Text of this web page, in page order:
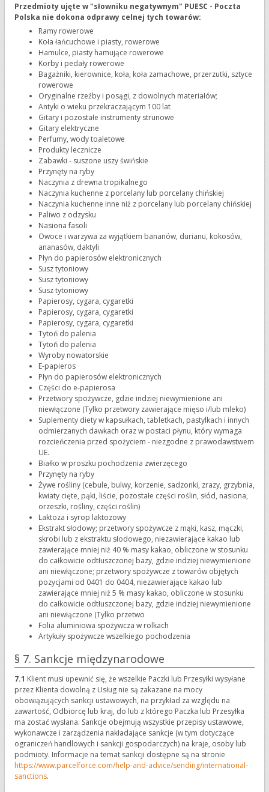
Przedmioty ujęte w "słowniku negatywnym" PUESC - Poczta
Polska nie dokona odprawy celnej tych towarów:
Ramy rowerowe
Koła łańcuchowe i piasty, rowerowe
Hamulce, piasty hamujące rowerowe
Korby i pedały rowerowe
Bagażniki, kierownice, koła, koła zamachowe, przerzutki, sztyce
rowerowe
Oryginalne rzeźby i posągi, z dowolnych materiałów;
Antyki o wieku przekraczającym 100 lat
Gitary i pozostałe instrumenty strunowe
Gitary elektryczne
Perfumy, wody toaletowe
Produkty lecznicze
Zabawki - suszone uszy świńskie
Przynęty na ryby
Naczynia z drewna tropikalnego
Naczynia kuchenne z porcelany lub porcelany chińskiej
Naczynia kuchenne inne niż z porcelany lub porcelany chińskiej
Paliwo z odzysku
Nasiona fasoli
Owoce i warzywa za wyjątkiem bananów, durianu, kokosów,
ananasów, daktyli
Płyn do papierosów elektronicznych
Susz tytoniowy
Susz tytoniowy
Susz tytoniowy
Papierosy, cygara, cygaretki
Papierosy, cygara, cygaretki
Papierosy, cygara, cygaretki
Tytoń do palenia
Tytoń do palenia
Wyroby nowatorskie
E-papieros
Płyn do papierosów elektronicznych
Części do e-papierosa
Przetwory spożywcze, gdzie indziej niewymienione ani
niewłączone (Tylko przetwory zawierające mięso i/lub mleko)
Suplementy diety w kapsułkach, tabletkach, pastylkach i innych
odmierzanych dawkach oraz w postaci płynu, który wymaga
rozcieńczenia przed spożyciem - niezgodne z prawodawstwem
UE.
Białko w proszku pochodzenia zwierzęcego
Przynęty na ryby
Żywe rośliny (cebule, bulwy, korzenie, sadzonki, zrazy, grzybnia,
kwiaty cięte, pąki, liście, pozostałe części roślin, słód, nasiona,
orzeszki, rośliny, części roślin)
Laktoza i syrop laktozowy
Ekstrakt słodowy; przetwory spożywcze z mąki, kasz, mączki,
skrobi lub z ekstraktu słodowego, niezawierające kakao lub
zawierające mniej niż 40 % masy kakao, obliczone w stosunku
do całkowicie odtłuszczonej bazy, gdzie indziej niewymienione
ani niewłączone; przetwory spożywcze z towarów objętych
pozycjami od 0401 do 0404, niezawierające kakao lub
zawierające mniej niż 5 % masy kakao, obliczone w stosunku
do całkowicie odtłuszczonej bazy, gdzie indziej niewymienione
ani niewłączone (Tylko przetwo
Folia aluminiowa spożywcza w rolkach
Artykuły spożywcze wszelkiego pochodzenia
§ 7. Sankcje międzynarodowe
7.1 Klient musi upewnić się, że wszelkie Paczki lub Przesyłki wysyłane
przez Klienta dowolną z Usług nie są zakazane na mocy
obowiązujących sankcji ustawowych, na przykład za względu na
zawartość, Odbiorcę lub kraj, do lub z którego Paczka lub Przesyłka
ma zostać wysłana. Sankcje obejmują wszystkie przepisy ustawowe,
wykonawcze i zarządzenia nakładające sankcje (w tym dotyczące
ograniczeń handlowych i sankcji gospodarczych) na kraje, osoby lub
podmioty. Informacje na temat sankcji dostępne są na stronie
https://www.parcelforce.com/help-and-advice/sending/international-
sanctions.